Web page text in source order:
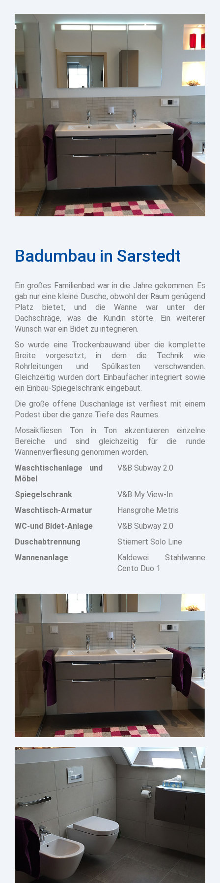
Badumbau in Sarstedt
Ein großes Familienbad war in die Jahre gekommen. Es
gab nur eine kleine Dusche, obwohl der Raum genügend
Platz bietet, und die Wanne war unter der
Dachschräge, was die Kundin störte. Ein weiterer
Wunsch war ein Bidet zu integrieren.
So wurde eine Trockenbauwand über die komplette
Breite vorgesetzt, in dem die Technik wie
Rohrleitungen und Spülkasten verschwanden.
Gleichzeitig wurden dort Einbaufächer integriert sowie
ein Einbau-Spiegelschrank eingebaut.
Die große offene Duschanlage ist verfliest mit einem
Podest über die ganze Tiefe des Raumes.
Mosaikfliesen Ton in Ton akzentuieren einzelne
Bereiche und sind gleichzeitig für die runde
Wannenverfliesung genommen worden.
Waschtischanlage und
Möbel
V&B Subway 2.0
Spiegelschrank
V&B My View-In
Waschtisch-Armatur
Hansgrohe Metris
WC-und Bidet-Anlage
V&B Subway 2.0
Duschabtrennung
Stiemert Solo Line
Wannenanlage
Kaldewei Stahlwanne
Cento Duo 1